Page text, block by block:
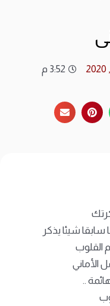
3:52 م
شيئا يذكر
القلوب
الأماني
..